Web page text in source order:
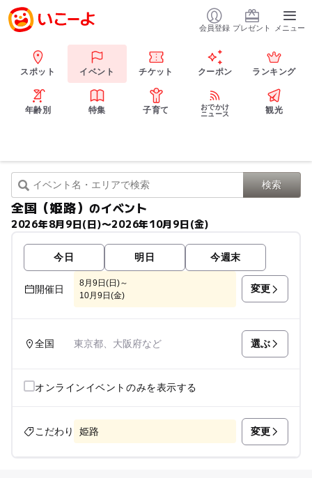
会員登録 プレゼント メニュー
スポット イベント チケット クーポン ランキング
年齢別 特集 子育て
おでかけ
ニュース
観光
全国（姫路）のイベント
2026年8月9日(日)〜2026年10月9日(金)
今日 明日 今週末
開催日
8月9日(日)～
10月9日(金)
変更
全国 東京都、大阪府など 選ぶ
オンラインイベントのみを表示する
こだわり 姫路 変更